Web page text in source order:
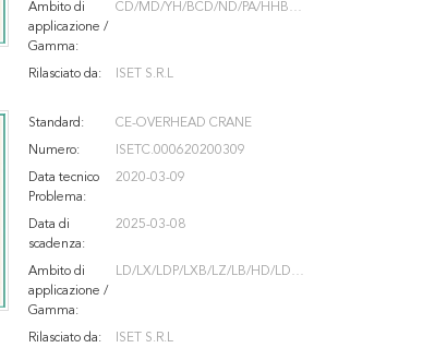
Ambito di
applicazione /
Gamma:
CD/MD/YH/BCD/ND/PA/HHBB/
Rilasciato da:
ISET S.R.L
Standard: CE-OVERHEAD CRANE
Numero: ISETC.000620200309
Data tecnico
Problema:
2020-03-09
Data di
scadenza:
2025-03-08
Ambito di
applicazione /
Gamma:
LD/LX/LDP/LXB/LZ/LB/HD/LDY/
Rilasciato da:
ISET S.R.L